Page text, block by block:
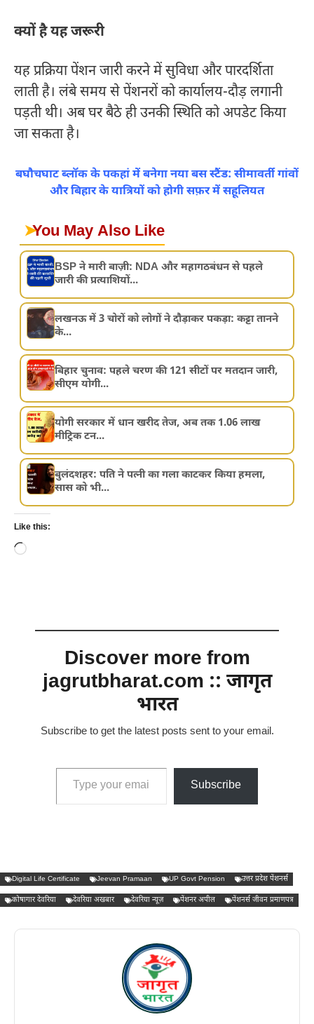
क्यों है यह जरूरी
यह प्रक्रिया पेंशन जारी करने में सुविधा और पारदर्शिता
लाती है। लंबे समय से पेंशनरों को कार्यालय-दौड़ लगानी
पड़ती थी। अब घर बैठे ही उनकी स्थिति को अपडेट किया
जा सकता है।
बघौचघाट ब्लॉक के पकहां में बनेगा नया बस स्टैंड: सीमावर्ती गांवों
और बिहार के यात्रियों को होगी सफ़र में सहूलियत
➤You May Also Like
BSP ने मारी बाज़ी: NDA और महागठबंधन से पहले
जारी की प्रत्याशियों...
लखनऊ में 3 चोरों को लोगों ने दौड़ाकर पकड़ा: कट्टा तानने
के...
बिहार चुनाव: पहले चरण की 121 सीटों पर मतदान जारी,
सीएम योगी...
योगी सरकार में धान खरीद तेज, अब तक 1.06 लाख
मीट्रिक टन...
बुलंदशहर: पति ने पत्नी का गला काटकर किया हमला,
सास को भी...
Like this:
Loading…
Discover more from
jagrutbharat.com :: जागृत
भारत
Subscribe to get the latest posts sent to your email.
Type your email…
Subscribe
Digital Life Certificate Jeevan Pramaan UP Govt Pension उत्तर प्रदेश पेंशनर्स
कोषागार देवरिया देवरिया अखबार देवरिया न्यूज़ पेंशनर अपील पेंशनर्स जीवन प्रमाणपत्र